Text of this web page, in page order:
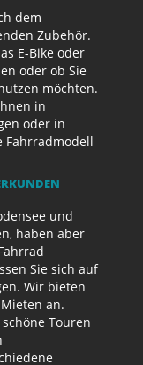
dem
Zubehör.
E-Bike oder
oder ob Sie
möchten.
in
oder in
Fahrradmodell
und
haben aber
Sie sich auf
Wir bieten
an.
Touren